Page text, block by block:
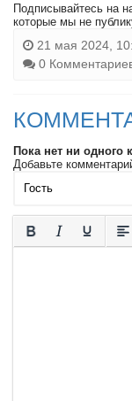
Подписывайтесь на
которые мы не
21 мая 2024,
0
Пока нет ни одного
Добавьте